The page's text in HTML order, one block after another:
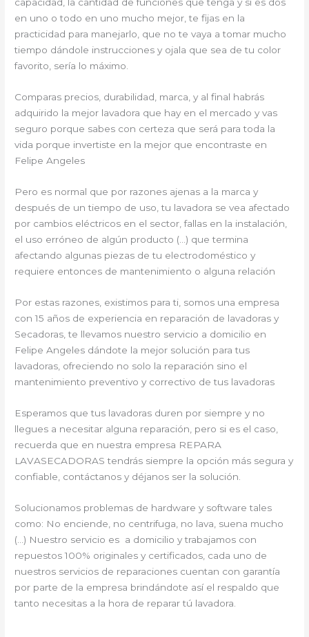
en uno o todo en uno mucho mejor, te fijas en la
practicidad para manejarlo, que no te vaya a tomar mucho
tiempo dándole instrucciones y ojala que sea de tu color
favorito, sería lo máximo.
Comparas precios, durabilidad, marca, y al final habrás
adquirido la mejor lavadora que hay en el mercado y vas
seguro porque sabes con certeza que será para toda la
vida porque invertiste en la mejor que encontraste en
Felipe Angeles
Pero es normal que por razones ajenas a la marca y
después de un tiempo de uso, tu lavadora se vea afectado
por cambios eléctricos en el sector, fallas en la instalación,
el uso erróneo de algún producto (…) que termina
afectando algunas piezas de tu electrodoméstico y
requiere entonces de mantenimiento o alguna relación
Por estas razones, existimos para ti, somos una empresa
con 15 años de experiencia en reparación de lavadoras y
Secadoras, te llevamos nuestro servicio a domicilio en
Felipe Angeles dándote la mejor solución para tus
lavadoras, ofreciendo no solo la reparación sino el
mantenimiento preventivo y correctivo de tus lavadoras
Esperamos que tus lavadoras duren por siempre y no
llegues a necesitar alguna reparación, pero si es el caso,
recuerda que en nuestra empresa REPARA
LAVASECADORAS tendrás siempre la opción más segura y
confiable, contáctanos y déjanos ser la solución.
Solucionamos problemas de hardware y software tales
como: No enciende, no centrifuga, no lava, suena mucho
(…) Nuestro servicio es a domicilio y trabajamos con
repuestos 100% originales y certificados, cada uno de
nuestros servicios de reparaciones cuentan con garantía
por parte de la empresa brindándote así el respaldo que
tanto necesitas a la hora de reparar tú lavadora.